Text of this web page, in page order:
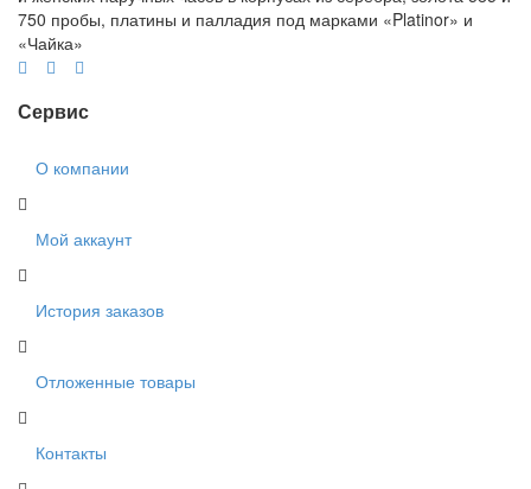
750 пробы, платины и палладия под марками «Platinor» и
«Чайка»
Сервис
О компании
Мой аккаунт
История заказов
Отложенные товары
Контакты